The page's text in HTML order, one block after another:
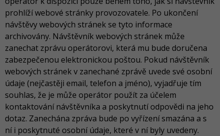
prohlíží webové stránky provozovatele. Po ukončení
návštěvy webových stránek se tyto informace
archivovány. Návštěvník webových stránek může
zanechat zprávu operátorovi, která mu bude doručena
zabezpečenou elektronickou poštou. Pokud návštěvník
webových stránek v zanechané zprávě uvede své osobní
údaje (nejčastěji email, telefon a jméno), vyjadřuje tím
souhlas, že je může operátor použít za účelem
kontaktování návštěvníka a poskytnutí odpovědi na jeho
dotaz. Zanechána zpráva bude po vyřízení smazána a s
ní i poskytnuté osobní údaje, které v ní byly uvedeny.